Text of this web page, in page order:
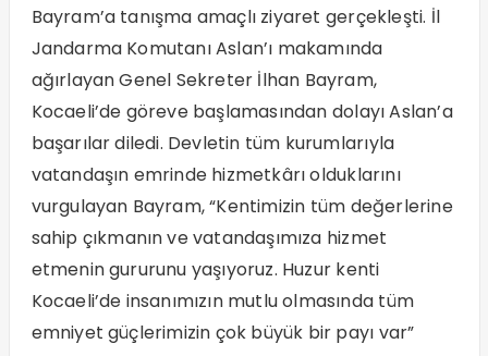
Bayram’a tanışma amaçlı ziyaret gerçekleşti. İl
Jandarma Komutanı Aslan’ı makamında
ağırlayan Genel Sekreter İlhan Bayram,
Kocaeli’de göreve başlamasından dolayı Aslan’a
başarılar diledi. Devletin tüm kurumlarıyla
vatandaşın emrinde hizmetkârı olduklarını
vurgulayan Bayram, “Kentimizin tüm değerlerine
sahip çıkmanın ve vatandaşımıza hizmet
etmenin gururunu yaşıyoruz. Huzur kenti
Kocaeli’de insanımızın mutlu olmasında tüm
emniyet güçlerimizin çok büyük bir payı var”